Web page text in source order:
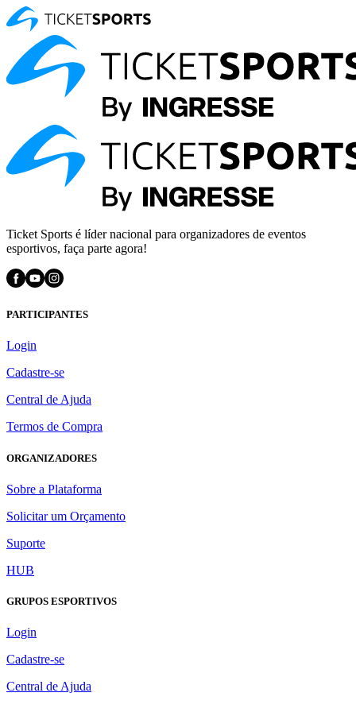
Ticket Sports é líder nacional para organizadores de eventos
esportivos, faça parte agora!
PARTICIPANTES
Login
Cadastre-se
Central de Ajuda
Termos de Compra
ORGANIZADORES
Sobre a Plataforma
Solicitar um Orçamento
Suporte
HUB
GRUPOS ESPORTIVOS
Login
Cadastre-se
Central de Ajuda